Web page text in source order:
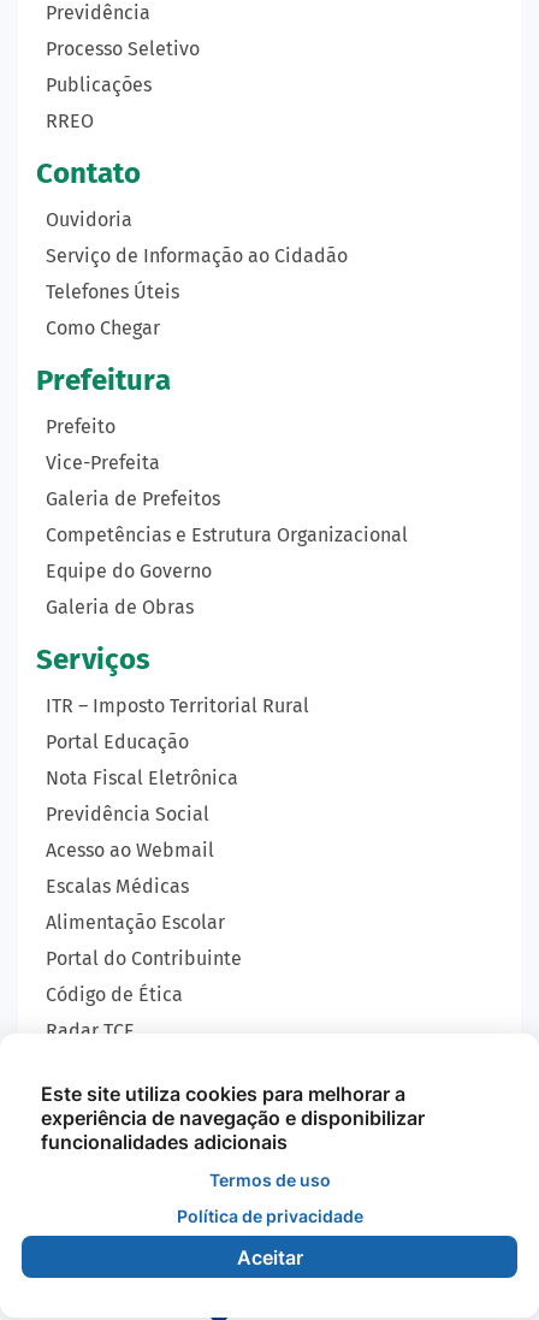
Previdência
Processo Seletivo
Publicações
RREO
Contato
Ouvidoria
Serviço de Informação ao Cidadão
Telefones Úteis
Como Chegar
Prefeitura
Prefeito
Vice-Prefeita
Galeria de Prefeitos
Competências e Estrutura Organizacional
Equipe do Governo
Galeria de Obras
Serviços
ITR – Imposto Territorial Rural
Portal Educação
Nota Fiscal Eletrônica
Previdência Social
Acesso ao Webmail
Escalas Médicas
Alimentação Escolar
Portal do Contribuinte
Código de Ética
Radar TCE
SIC
GEOBRAS
Todos os Direitos Reservados - Prefeitura Municipal
de Nova Monte Verde - 2026
Este site utiliza cookies para melhorar a
experiência de navegação e disponibilizar
funcionalidades adicionais
Termos de uso
Política de privacidade
Aceitar